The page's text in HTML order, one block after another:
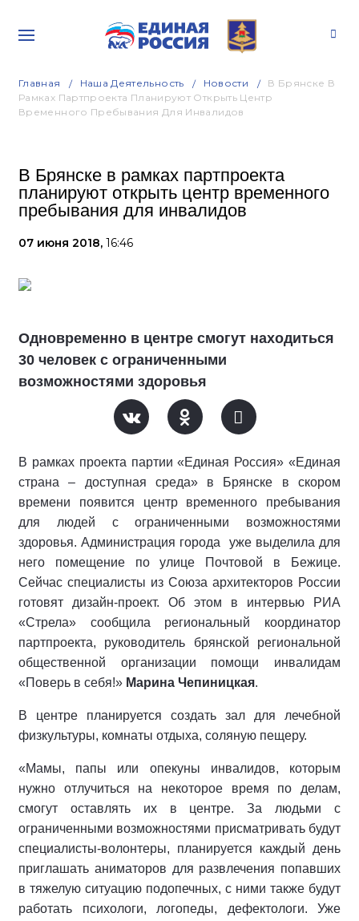
Главная Наша Деятельность Новости
В Брянске В
Рамках Партпроекта Планируют Открыть Центр
Временного Пребывания Для Инвалидов
В Брянске в рамках партпроекта
планируют открыть центр временного
пребывания для инвалидов
07 июня 2018, 16:46
Одновременно в центре смогут находиться
30 человек с ограниченными
возможностями здоровья
В рамках проекта партии «Единая Россия» «Единая
страна – доступная среда» в Брянске в скором
времени появится центр временного пребывания
для людей с ограниченными возможностями
здоровья. Администрация города уже выделила для
него помещение по улице Почтовой в Бежице.
Сейчас специалисты из Союза архитекторов России
готовят дизайн-проект. Об этом в интервью РИА
«Стрела» сообщила региональный координатор
партпроекта, руководитель брянской региональной
общественной организации помощи инвалидам
«Поверь в себя!» Марина Чепиницкая.
В центре планируется создать зал для лечебной
физкультуры, комнаты отдыха, соляную пещеру.
«Мамы, папы или опекуны инвалидов, которым
нужно отлучиться на некоторое время по делам,
смогут оставлять их в центре. За людьми с
ограниченными возможностями присматривать будут
специалисты-волонтеры, планируется каждый день
приглашать аниматоров для развлечения попавших
в тяжелую ситуацию подопечных, с ними также будут
работать психологи, логопеды, дефектологи. Уже